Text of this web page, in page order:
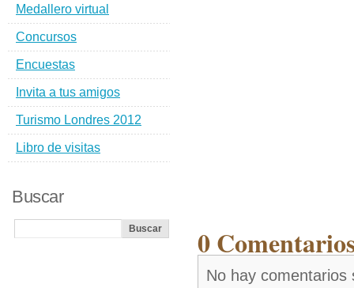
0
No hay comentarios
Medallero virtual
Concursos
Encuestas
Invita a tus amigos
Turismo Londres 2012
Libro de visitas
Buscar